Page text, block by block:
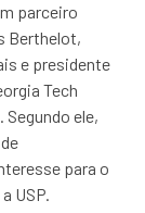
parceiro
Berthelot,
e presidente
Tech
ele,
para o
USP.